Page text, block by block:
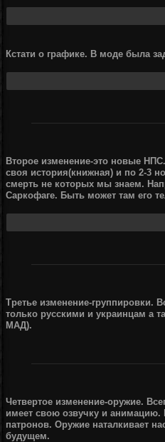
Кстати о графике. В моде была
Второе изменение-это новые
своя история(книжная) и по 2-3
смерть не которых мы знаем.
Саркофаге. Быть может там его
Третье изменение-группировки.
только русскими и украинцам а
МАД).
Четвертое изменение-оружие.
имеет свою озвучку и
патронов. Оружие наталкивает
будущем.